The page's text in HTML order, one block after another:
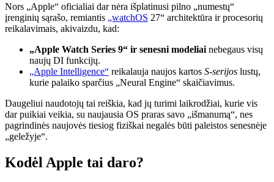
Nors „Apple“ oficialiai dar nėra išplatinusi pilno „numestų“
įrenginių sąrašo, remiantis „watchOS 27“ architektūra ir procesorių
reikalavimais, akivaizdu, kad:
„Apple Watch Series 9“ ir senesni modeliai nebegaus visų
naujų DI funkcijų.
„Apple Intelligence“ reikalauja naujos kartos S-serijos lustų,
kurie palaiko sparčius „Neural Engine“ skaičiavimus.
Daugeliui naudotojų tai reiškia, kad jų turimi laikrodžiai, kurie vis
dar puikiai veikia, su naujausia OS praras savo „išmanumą“, nes
pagrindinės naujovės tiesiog fiziškai negalės būti paleistos senesnėje
„geležyje“.
Kodėl Apple tai daro?